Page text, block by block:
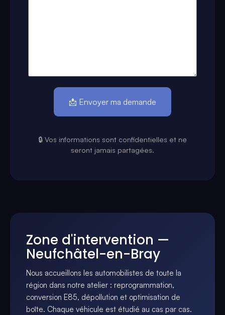
🔒 Vos informations sont confidentielles et ne
seront jamais partagées.
Zone d'intervention —
Neufchâtel-en-Bray
Nous accueillons les automobilistes de toute la
région dans notre atelier : reprogrammation,
conversion E85, dépollution et optimisation de
boîte. Chaque véhicule est étudié au cas par cas.